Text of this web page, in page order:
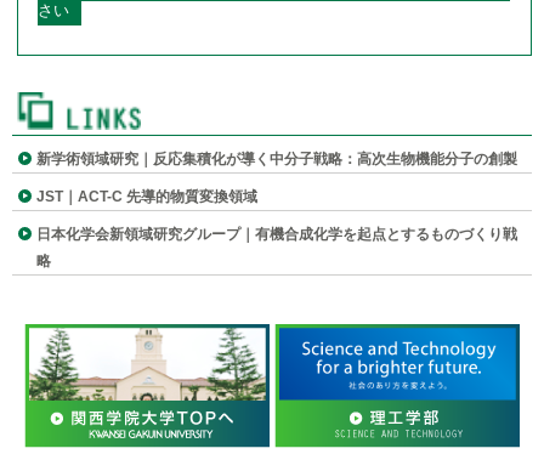
さい
新学術領域研究｜反応集積化が導く中分子戦略：高次生物機能分子の創製
JST｜ACT-C 先導的物質変換領域
日本化学会新領域研究グループ｜有機合成化学を起点とするものづくり戦
略